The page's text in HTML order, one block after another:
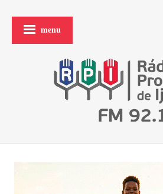
menu